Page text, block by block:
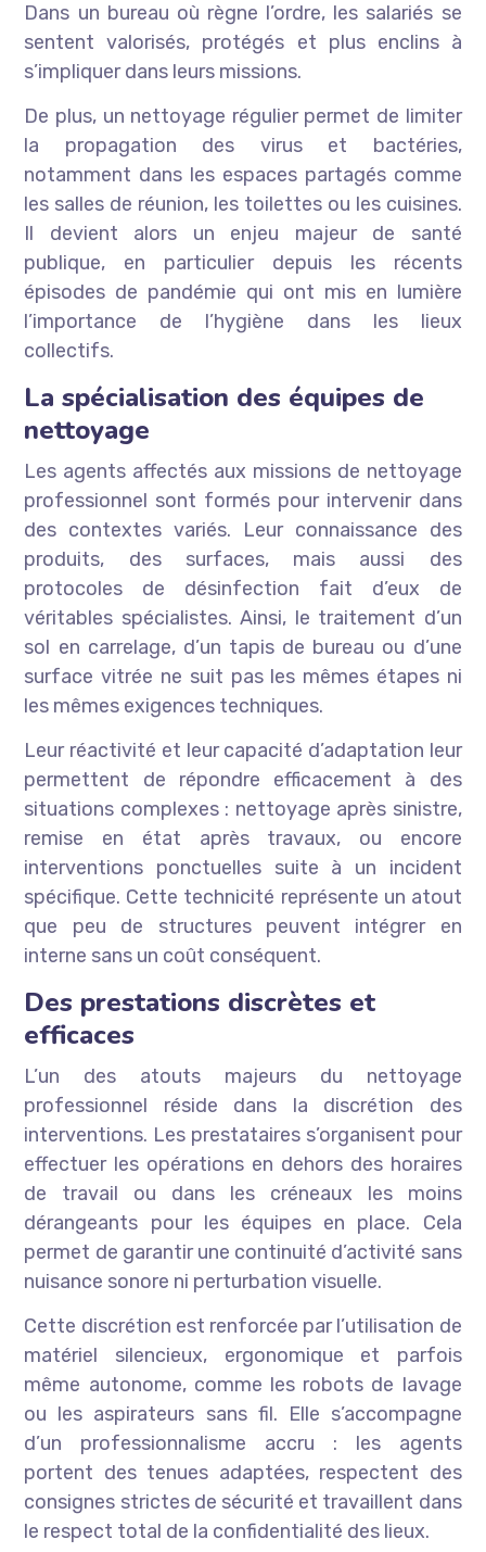
Dans un bureau où règne l’ordre, les salariés se
sentent valorisés, protégés et plus enclins à
s’impliquer dans leurs missions.
De plus, un nettoyage régulier permet de limiter
la propagation des virus et bactéries,
notamment dans les espaces partagés comme
les salles de réunion, les toilettes ou les cuisines.
Il devient alors un enjeu majeur de santé
publique, en particulier depuis les récents
épisodes de pandémie qui ont mis en lumière
l’importance de l’hygiène dans les lieux
collectifs.
La spécialisation des équipes de
nettoyage
Les agents affectés aux missions de nettoyage
professionnel sont formés pour intervenir dans
des contextes variés. Leur connaissance des
produits, des surfaces, mais aussi des
protocoles de désinfection fait d’eux de
véritables spécialistes. Ainsi, le traitement d’un
sol en carrelage, d’un tapis de bureau ou d’une
surface vitrée ne suit pas les mêmes étapes ni
les mêmes exigences techniques.
Leur réactivité et leur capacité d’adaptation leur
permettent de répondre efficacement à des
situations complexes : nettoyage après sinistre,
remise en état après travaux, ou encore
interventions ponctuelles suite à un incident
spécifique. Cette technicité représente un atout
que peu de structures peuvent intégrer en
interne sans un coût conséquent.
Des prestations discrètes et
efficaces
L’un des atouts majeurs du nettoyage
professionnel réside dans la discrétion des
interventions. Les prestataires s’organisent pour
effectuer les opérations en dehors des horaires
de travail ou dans les créneaux les moins
dérangeants pour les équipes en place. Cela
permet de garantir une continuité d’activité sans
nuisance sonore ni perturbation visuelle.
Cette discrétion est renforcée par l’utilisation de
matériel silencieux, ergonomique et parfois
même autonome, comme les robots de lavage
ou les aspirateurs sans fil. Elle s’accompagne
d’un professionnalisme accru : les agents
portent des tenues adaptées, respectent des
consignes strictes de sécurité et travaillent dans
le respect total de la confidentialité des lieux.